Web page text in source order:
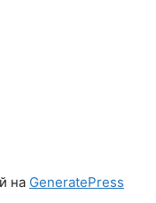
на GeneratePress